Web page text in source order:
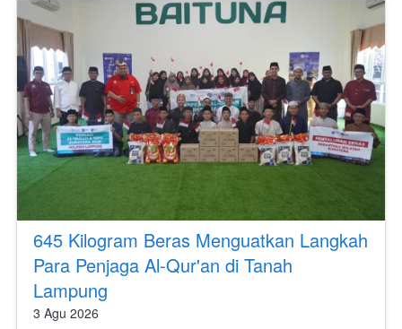
645 Kilogram Beras Menguatkan Langkah
Para Penjaga Al-Qur'an di Tanah
Lampung
3 Agu 2026